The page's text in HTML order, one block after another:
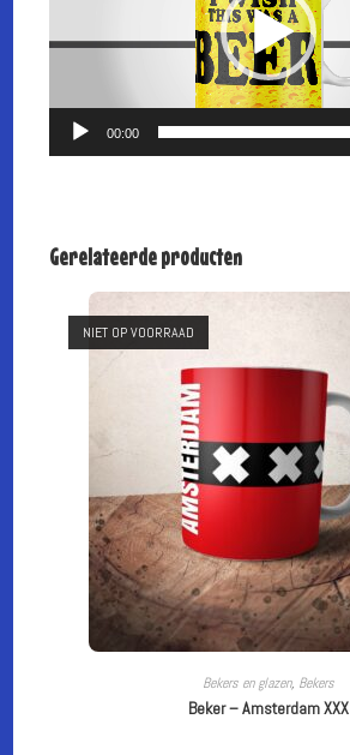
00:00
Gerelateerde producten
NIET OP VOORRAAD
CUSTOMIZE
Bekers en glazen, Bekers
Beker – Amsterdam XXX